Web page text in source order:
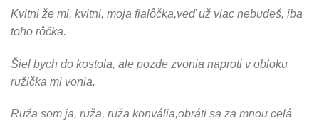
Kvitni že mi, kvitni, moja fialôčka,veď už viac nebudeš, iba
toho rôčka.
Šiel bych do kostola, ale pozde zvonia naproti v obloku
ružička mi vonia.
Ruža som ja, ruža, ruža konvália,obráti sa za mnou celá